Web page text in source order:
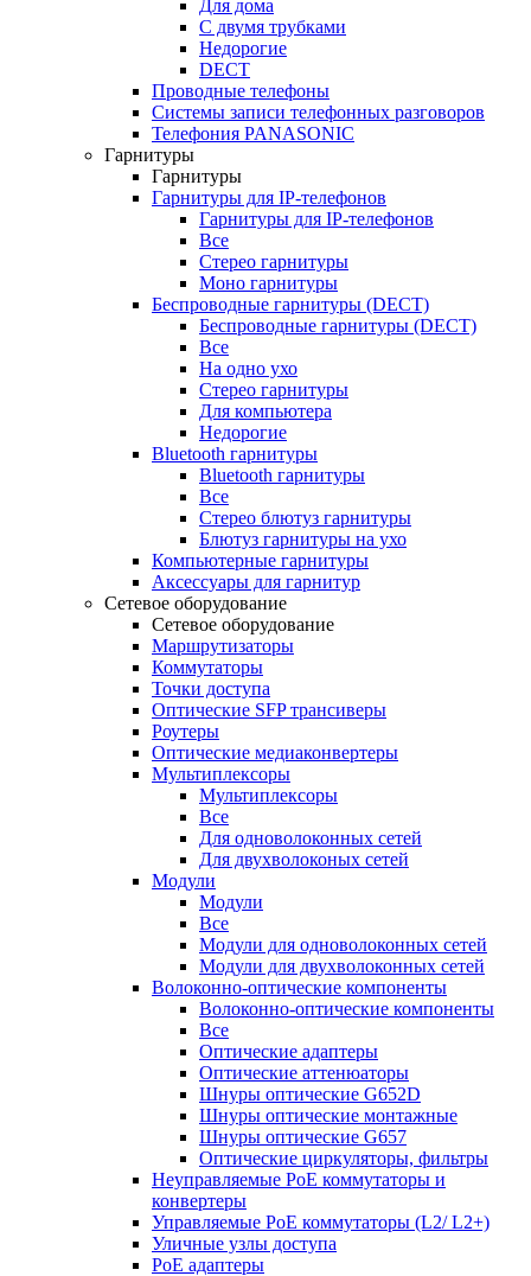
Для дома
С двумя трубками
Недорогие
DECT
Проводные телефоны
Системы записи телефонных разговоров
Телефония PANASONIC
Гарнитуры
Гарнитуры
Гарнитуры для IP-телефонов
Гарнитуры для IP-телефонов
Все
Стерео гарнитуры
Моно гарнитуры
Беспроводные гарнитуры (DECT)
Беспроводные гарнитуры (DECT)
Все
На одно ухо
Стерео гарнитуры
Для компьютера
Недорогие
Bluetooth гарнитуры
Bluetooth гарнитуры
Все
Стерео блютуз гарнитуры
Блютуз гарнитуры на ухо
Компьютерные гарнитуры
Аксессуары для гарнитур
Сетевое оборудование
Сетевое оборудование
Маршрутизаторы
Коммутаторы
Точки доступа
Оптические SFP трансиверы
Роутеры
Оптические медиаконвертеры
Мультиплексоры
Мультиплексоры
Все
Для одноволоконных сетей
Для двухволоконых сетей
Модули
Модули
Все
Модули для одноволоконных сетей
Модули для двухволоконных сетей
Волоконно-оптические компоненты
Волоконно-оптические компоненты
Все
Оптические адаптеры
Оптические аттенюаторы
Шнуры оптические G652D
Шнуры оптические монтажные
Шнуры оптические G657
Оптические циркуляторы, фильтры
Неуправляемые PoE коммутаторы и
конвертеры
Управляемые PoE коммутаторы (L2/ L2+)
Уличные узлы доступа
PoE адаптеры